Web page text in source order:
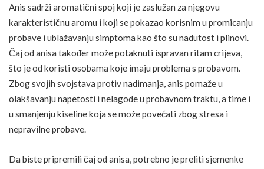
Anis sadrži aromatični spoj koji je zaslužan za njegovu
karakterističnu aromu i koji se pokazao korisnim u promicanju
probave i ublažavanju simptoma kao što su nadutost i plinovi.
Čaj od anisa također može potaknuti ispravan ritam crijeva,
što je od koristi osobama koje imaju problema s probavom.
Zbog svojih svojstava protiv nadimanja, anis pomaže u
olakšavanju napetosti i nelagode u probavnom traktu, a time i
u smanjenju kiseline koja se može povećati zbog stresa i
nepravilne probave.
Da biste pripremili čaj od anisa, potrebno je preliti sjemenke